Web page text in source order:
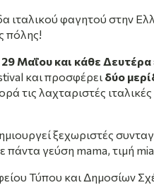
ιταλικού φαγητού στην
πόλης!
Μαΐου και κάθε Δευτέρα
και προσφέρει δύο
τις λαχταριστές
ξεχωριστές
γεύση mama, τιμή
Τύπου και Δημοσίων